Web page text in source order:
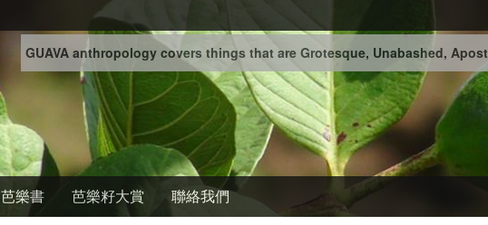
GUAVA anthropology covers things that are Grotesque, Unabashed,
芭樂書 芭樂籽大賞 聯絡我們